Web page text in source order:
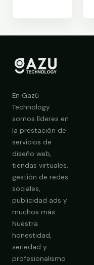
En Gazú
Technology
somos líderes en
la prestación de
servicios de
diseño web,
tiendas virtuales,
gestión de redes
sociales,
publicidad ads y
muchos más.
Nuestra
honestidad,
seriedad y
profesionalismo